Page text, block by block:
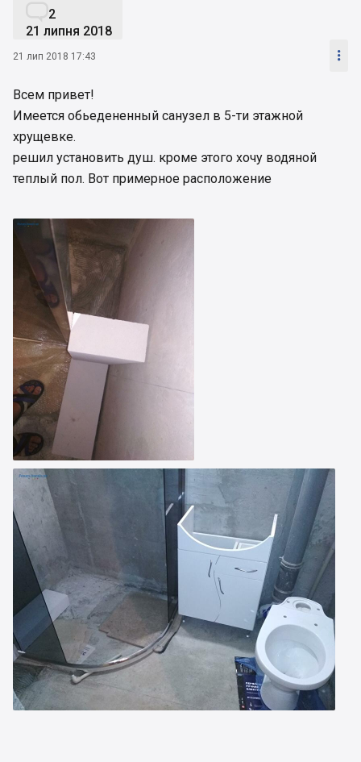
2
21 липня 2018
21 лип 2018 17:43 
Всем привет!
Имеется обьедененный санузел в 5-ти этажной
хрущевке.
решил установить душ. кроме этого хочу водяной
теплый пол. Вот примерное расположение